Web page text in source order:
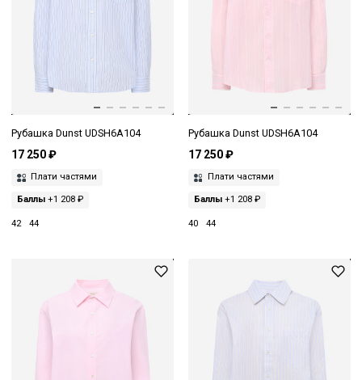
Рубашка Dunst UDSH6A104
17 250 ₽
Плати частями
Баллы +1 208 ₽
42 44
Рубашка Dunst UDSH6A104
17 250 ₽
Плати частями
Баллы+1 208 ₽
40 44